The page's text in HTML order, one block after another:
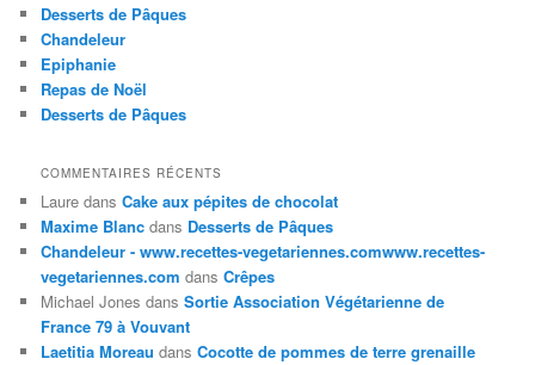
Desserts de Pâques
Chandeleur
Epiphanie
Repas de Noël
Desserts de Pâques
COMMENTAIRES RÉCENTS
Laure dansCake aux pépites de chocolat
Maxime Blanc dans Desserts de Pâques
Chandeleur - www.recettes-vegetariennes.comwww.recettes-
vegetariennes.com dansCrêpes
Michael Jones dansSortie Association Végétarienne de
France 79 à Vouvant
Laetitia Moreau dansCocotte de pommes de terre grenaille